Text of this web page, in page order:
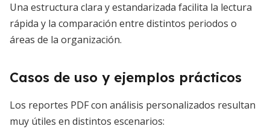
Una estructura clara y estandarizada facilita la lectura
rápida y la comparación entre distintos periodos o
áreas de la organización.
Casos de uso y ejemplos prácticos
Los reportes PDF con análisis personalizados resultan
muy útiles en distintos escenarios: